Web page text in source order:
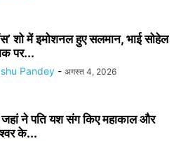
शो में इमोशनल हुए सलमान, भाई सोहेल
पर...
Pandey - अगस्त 4, 2026
ने पति यश संग किए महाकाल और
के...